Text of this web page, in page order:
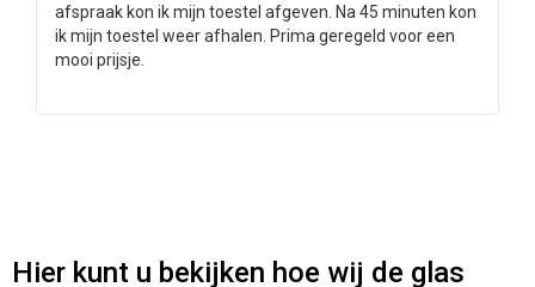
afspraak kon ik mijn toestel afgeven. Na 45 minuten kon
ik mijn toestel weer afhalen. Prima geregeld voor een
mooi prijsje.
Hier kunt u bekijken hoe wij de glas